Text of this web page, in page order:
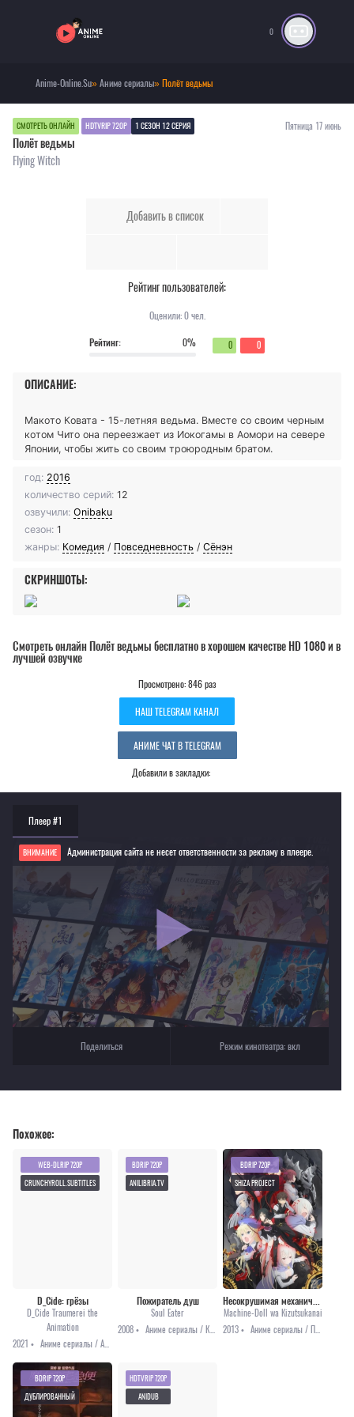
0
Anime-Online.Su»Аниме сериалы» Полёт ведьмы
СМОТРЕТЬ ОНЛАЙН HDTVRIP 720P 1 СЕЗОН 12 СЕРИЯ Пятница 17 июнь
Полёт ведьмы
Flying Witch
Добавить в список
Рейтинг пользователей:
Оценили:0чел.
Рейтинг:
0% 0 0
ОПИСАНИЕ:
Макото Ковата - 15-летняя ведьма. Вместе со своим черным
котом Чито она переезжает из Иокогамы в Аомори на севере
Японии, чтобы жить со своим троюродным братом.
год: 2016
количество серий: 12
озвучили: Onibaku
сезон: 1
жанры: Комедия / Повседневность / Сёнэн
СКРИНШОТЫ:
Смотреть онлайн Полёт ведьмы бесплатно в хорошем качестве HD 1080 и в
лучшей озвучке
Просмотрено: 846 раз
НАШ TELEGRAM КАНАЛ
АНИМЕ ЧАТ В TELEGRAM
Добавили в закладки:
Плеер #1
ВНИМАНИЕ Администрация сайта не несет ответственности за рекламу в плеере.
Если видео не работает, обновите страницу или выберите другой плеер!
Для просмотра некоторых аниме необходимо установить VPN
Текущее воспроизведение：Полёт ведьмы
Поделиться Режим кинотеатра:вкл
Похожее:
D_Cide: грёзы
D_Cide Traumerei the
Animation
2021 •
WEB-DLRIP 720P
CRUNCHYROLL.SUBTITLES
Пожиратель душ
Soul Eater
2008 •
BDRIP 720P
ANILIBRIA.TV
Machine-Doll wa Kizutsukanai
2013 •
BDRIP 720P
SHIZA PROJECT
BDRIP 720P
ДУБЛИРОВАННЫЙ
HDTVRIP 720P
ANIDUB